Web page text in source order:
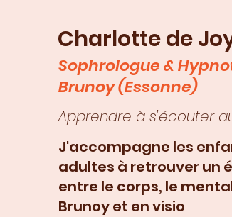
Charlotte de
Sophrologue &
Brunoy (Essonne)
Apprendre à s'écouter
J'accompagne les
adultes à retrouver un
entre le corps, le
Brunoy et en visio